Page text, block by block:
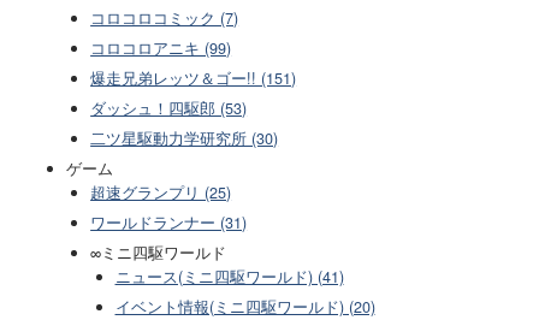
コロコロコミック (7)
コロコロアニキ (99)
爆走兄弟レッツ＆ゴー!! (151)
ダッシュ！四駆郎 (53)
二ツ星駆動力学研究所 (30)
ゲーム
超速グランプリ (25)
ワールドランナー (31)
∞ミニ四駆ワールド
ニュース(ミニ四駆ワールド) (41)
イベント情報(ミニ四駆ワールド) (20)